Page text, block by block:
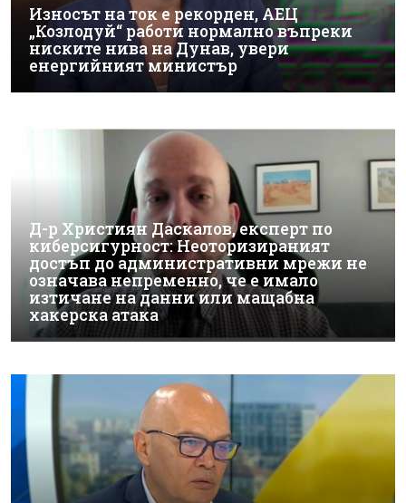
Износът на ток е рекорден, АЕЦ
„Козлодуй“ работи нормално въпреки
ниските нива на Дунав, увери
енергийният министър
Д-р Християн Даскалов, експерт по
киберсигурност: Неоторизираният
достъп до административни мрежи не
означава непременно, че е имало
изтичане на данни или мащабна
хакерска атака